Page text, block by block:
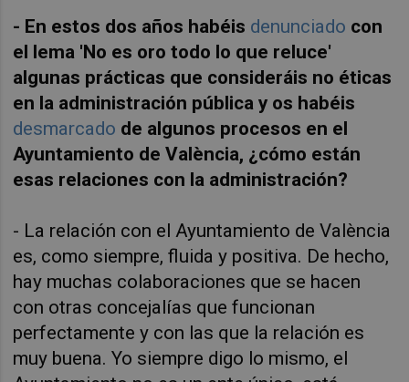
- En estos dos años habéis denunciado con
el lema 'No es oro todo lo que reluce'
algunas prácticas que consideráis no éticas
en la administración pública y os habéis
desmarcado de algunos procesos en el
Ayuntamiento de València, ¿cómo están
esas relaciones con la administración?
- La relación con el Ayuntamiento de València
es, como siempre, fluida y positiva. De hecho,
hay muchas colaboraciones que se hacen
con otras concejalías que funcionan
perfectamente y con las que la relación es
muy buena. Yo siempre digo lo mismo, el